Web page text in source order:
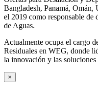
Bangladesh, Panamá,
el 2019 como responsable de
de Aguas.
Actualmente ocupa el cargo
Residuales en WEG, donde
la innovación y las soluciones
×